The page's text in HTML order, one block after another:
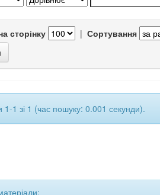
сторінку | Сортування
1-1 зі 1 (час пошуку: 0.001 секунди).